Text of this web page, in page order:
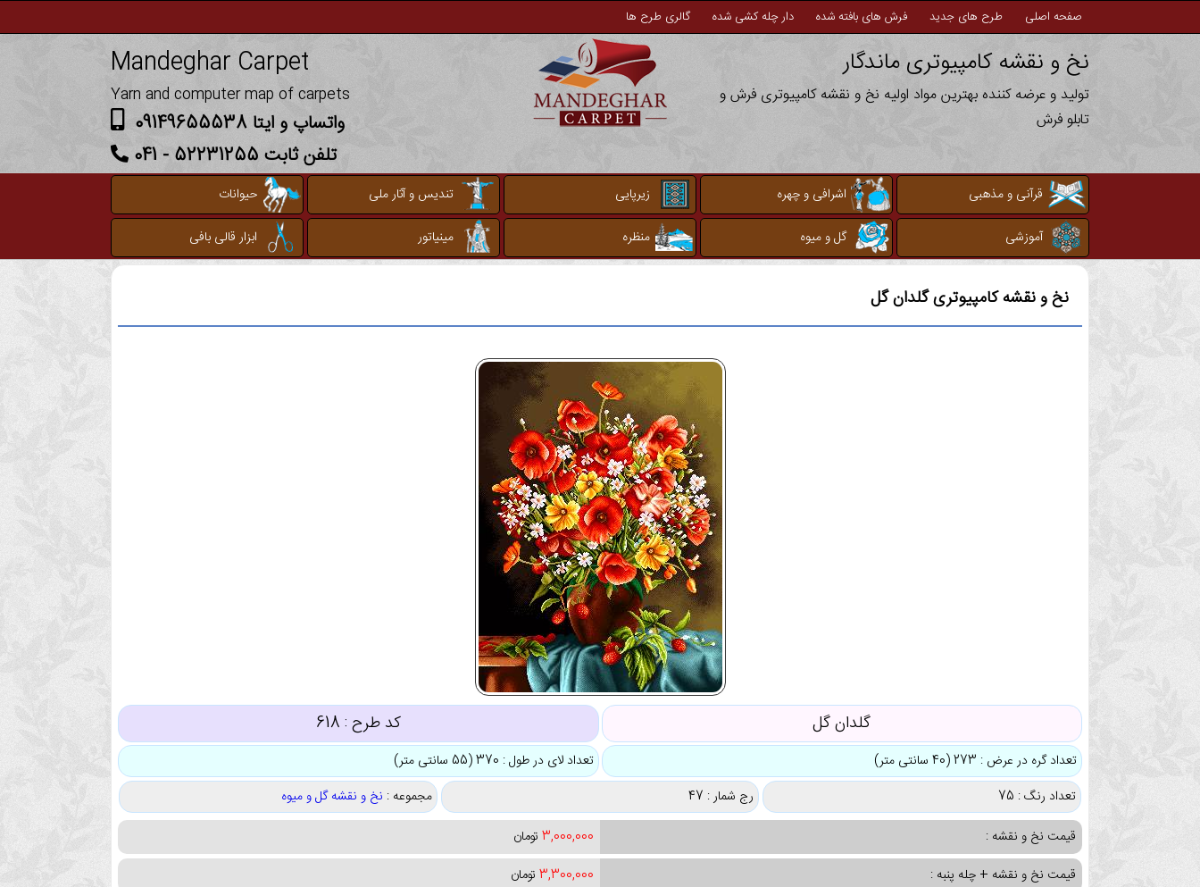
صفحه اصلی طرح های جدید فرش های بافته شده دار چله کشی شده گالری طرح ها
نخ و نقشه کامپیوتری ماندگار
تولید و عرضه کننده بهترین مواد اولیه نخ و نقشه کامپیوتری فرش و
تابلو فرش
Mandeghar Carpet
Yarn and computer map of carpets
واتساپ و ایتا 09149655538
تلفن ثابت 52231255 - 041
قرآنی و مذهبی اشرافی و چهره زیرپایی تندیس و آثار ملی
حیوانات
آموزشی
گل و میوه منظره مینیاتور ابزار قالی بافی
نخ و نقشه کامپیوتریگلدان گل
گلدان گل کد طرح : 618
تعداد گره در عرض : 273 (40 سانتی متر)
تعداد لای در طول : 370 (55 سانتی متر)
تعداد رنگ : 75
رج شمار : 47 مجموعه : نخ و نقشه گل و میوه
قیمت نخ و نقشه :
3,000,000 تومان
قیمت نخ و نقشه + چله پنبه :
3,300,000 تومان